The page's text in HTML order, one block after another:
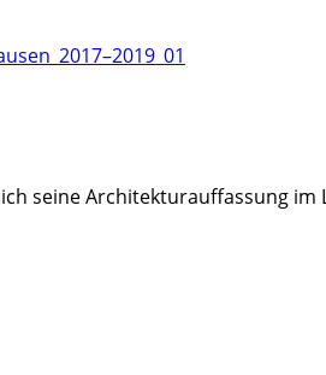
seine Architekturauffassung